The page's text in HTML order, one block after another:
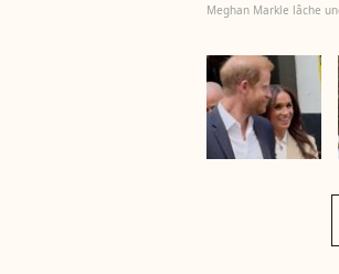
Meghan Markle lâche